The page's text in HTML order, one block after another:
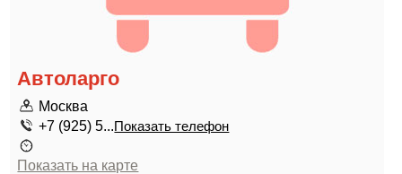
Автоларго
Москва
+7 (925) 5...Показать телефон
Показать на карте